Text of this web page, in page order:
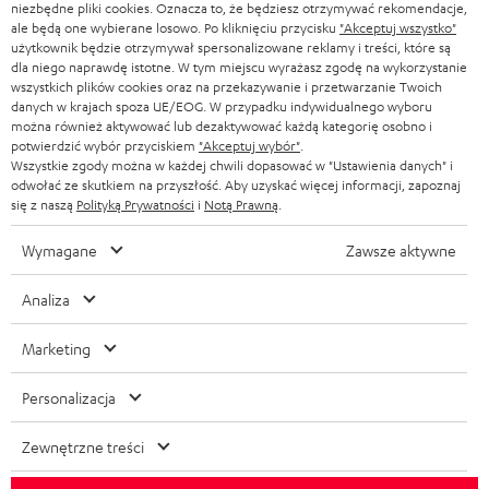
niezbędne pliki cookies. Oznacza to, że będziesz otrzymywać rekomendacje,
ale będą one wybierane losowo. Po kliknięciu przycisku "Akceptuj wszystko"
użytkownik będzie otrzymywał spersonalizowane reklamy i treści, które są
dla niego naprawdę istotne. W tym miejscu wyrażasz zgodę na wykorzystanie
wszystkich plików cookies oraz na przekazywanie i przetwarzanie Twoich
danych w krajach spoza UE/EOG. W przypadku indywidualnego wyboru
można również aktywować lub dezaktywować każdą kategorię osobno i
potwierdzić wybór przyciskiem "Akceptuj wybór"
Wszystkie zgody można w każdej chwili dopasować w "Ustawienia danych" i
odwołać ze skutkiem na przyszłość. Aby uzyskać więcej informacji, zapoznaj
się z naszą Polityką Prywatności i Notą Prawną
Wymagane Zawsze aktywne
Analiza
Marketing
Personalizacja
Zewnętrzne treści